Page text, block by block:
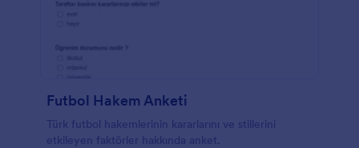
Futbol Hakem Anketi
Türk futbol hakemlerinin kararlarını ve stillerini
etkileyen faktörler hakkında anket.